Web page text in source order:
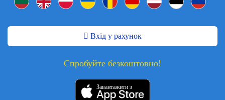
Вхід у рахунок
Спробуйте безкоштовно!
Завантажити з